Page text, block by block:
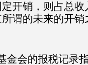
开销，则占总
谓的未来的开销
金会的报税记录